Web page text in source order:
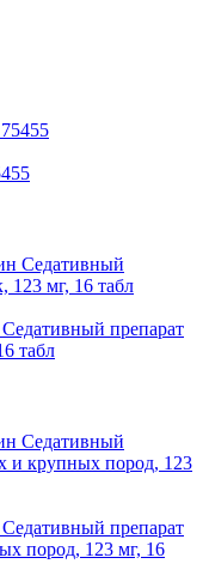
препарат
табл
препарат
пород, 123 мг, 16